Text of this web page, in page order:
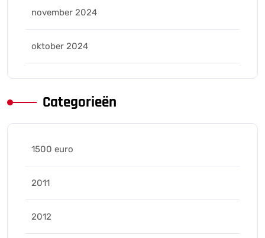
november 2024
oktober 2024
Categorieën
1500 euro
2011
2012